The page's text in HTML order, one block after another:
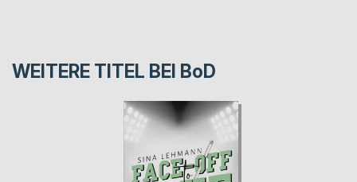
WEITERE TITEL BEI BoD